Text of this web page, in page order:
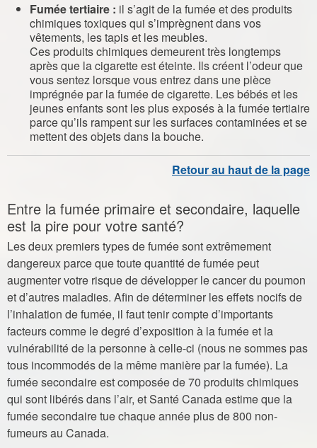
Fumée tertiaire : il s’agit de la fumée et des produits
chimiques toxiques qui s’imprègnent dans vos
vêtements, les tapis et les meubles.
Ces produits chimiques demeurent très longtemps
après que la cigarette est éteinte. Ils créent l’odeur que
vous sentez lorsque vous entrez dans une pièce
imprégnée par la fumée de cigarette. Les bébés et les
jeunes enfants sont les plus exposés à la fumée tertiaire
parce qu’ils rampent sur les surfaces contaminées et se
mettent des objets dans la bouche.
Entre la fumée primaire et secondaire, laquelle
est la pire pour votre santé?
Les deux premiers types de fumée sont extrêmement
dangereux parce que toute quantité de fumée peut
augmenter votre risque de développer le cancer du poumon
et d’autres maladies. Afin de déterminer les effets nocifs de
l’inhalation de fumée, il faut tenir compte d’importants
facteurs comme le degré d’exposition à la fumée et la
vulnérabilité de la personne à celle-ci (nous ne sommes pas
tous incommodés de la même manière par la fumée). La
fumée secondaire est composée de 70 produits chimiques
qui sont libérés dans l’air, et Santé Canada estime que la
fumée secondaire tue chaque année plus de 800 non-
fumeurs au Canada.